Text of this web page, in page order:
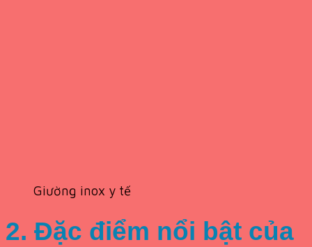
Giường inox y tế
2. Đặc điểm nổi bật của